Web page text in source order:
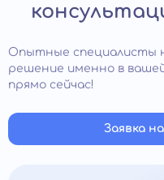
Опытные специалисты
решение именно в
прямо сейчас!
Заявка